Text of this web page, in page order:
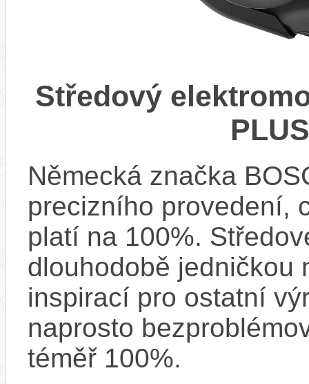
Středový
Německá značka
precizního provedení,
platí na 100%.
dlouhodobě jedničkou
inspirací pro ostatní
naprosto
téměř 100%.